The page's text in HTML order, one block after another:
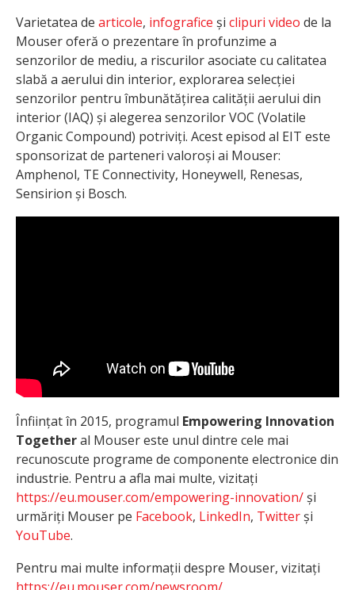
Varietatea de articole, infografice și clipuri video de la
Mouser oferă o prezentare în profunzime a
senzorilor de mediu, a riscurilor asociate cu calitatea
slabă a aerului din interior, explorarea selecției
senzorilor pentru îmbunătățirea calității aerului din
interior (IAQ) și alegerea senzorilor VOC (Volatile
Organic Compound) potriviți. Acest episod al EIT este
sponsorizat de parteneri valoroși ai Mouser:
Amphenol, TE Connectivity, Honeywell, Renesas,
Sensirion și Bosch.
Înființat în 2015, programul Empowering Innovation
Togetheral Mouser este unul dintre cele mai
recunoscute programe de componente electronice din
industrie. Pentru a afla mai multe, vizitați
https://eu.mouser.com/empowering-innovation/și
urmăriți Mouser pe Facebook, LinkedIn, Twitterși
YouTube.
Pentru mai multe informații despre Mouser, vizitați